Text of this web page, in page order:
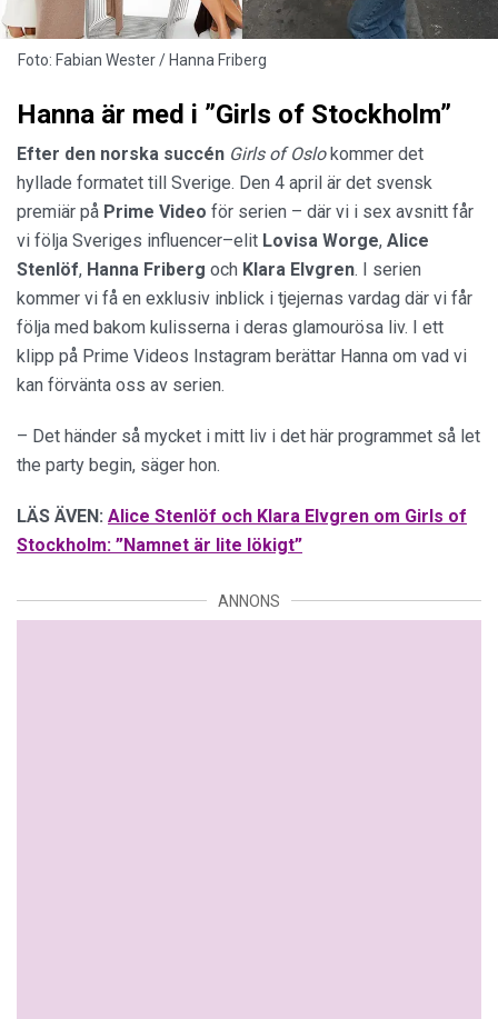
Foto: Fabian Wester / Hanna Friberg
Hanna är med i ”Girls of Stockholm”
Efter den norska succén Girls of Oslokommer det
hyllade formatet till Sverige. Den 4 april är det svensk
premiär på Prime Video för serien – där vi i sex avsnitt får
vi följa Sveriges influencer–elit Lovisa Worge, Alice
Stenlöf, Hanna Friberg och Klara Elvgren. I serien
kommer vi få en exklusiv inblick i tjejernas vardag där vi får
följa med bakom kulisserna i deras glamourösa liv. I ett
klipp på Prime Videos Instagram berättar Hanna om vad vi
kan förvänta oss av serien.
– Det händer så mycket i mitt liv i det här programmet så let
the party begin, säger hon.
LÄS ÄVEN: Alice Stenlöf och Klara Elvgren om Girls of
Stockholm: ”Namnet är lite lökigt”
ANNONS